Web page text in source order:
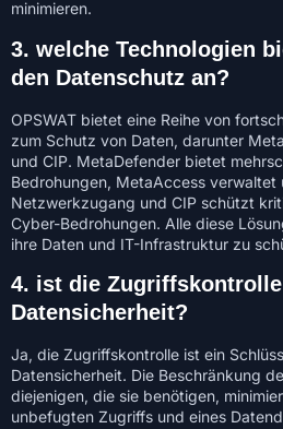
minimieren.
3. welche Technologien
den Datenschutz an?
OPSWAT bietet eine Reihe von
zum Schutz von Daten, darunter
und CIP. MetaDefender bietet
Bedrohungen, MetaAccess
Netzwerkzugang und CIP schützt
Cyber-Bedrohungen. Alle diese
ihre Daten und IT-Infrastruktur zu
4. ist die
Datensicherheit?
Ja, die Zugriffskontrolle ist ein
Datensicherheit. Die Beschränkung
diejenigen, die sie benötigen,
unbefugten Zugriffs und eines